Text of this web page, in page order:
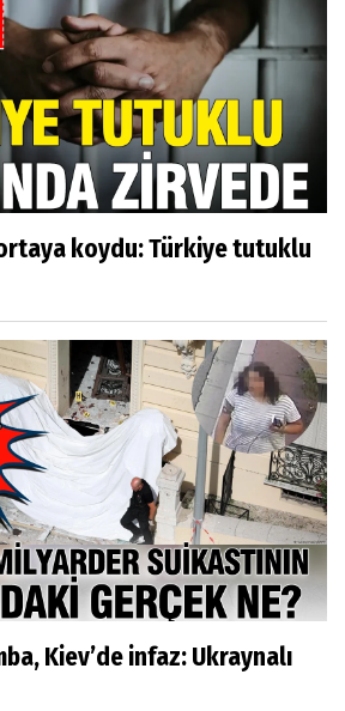
koydu: Türkiye tutuklu
Kiev’de infaz: Ukraynalı